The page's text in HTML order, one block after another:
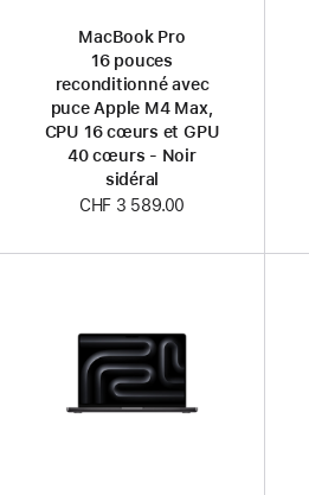
MacBook Pro
16 pouces
reconditionné avec
puce Apple M4 Max,
CPU 16 cœurs et GPU
40 cœurs - Noir
sidéral
CHF 3 589.00